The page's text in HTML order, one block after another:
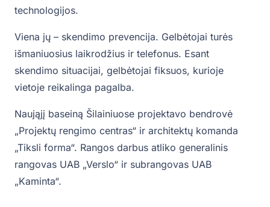
technologijos.
Viena jų – skendimo prevencija. Gelbėtojai turės
išmaniuosius laikrodžius ir telefonus. Esant
skendimo situacijai, gelbėtojai fiksuos, kurioje
vietoje reikalinga pagalba.
Naująjį baseiną Šilainiuose projektavo bendrovė
„Projektų rengimo centras“ ir architektų komanda
„Tiksli forma“. Rangos darbus atliko generalinis
rangovas UAB „Verslo“ ir subrangovas UAB
„Kaminta“.